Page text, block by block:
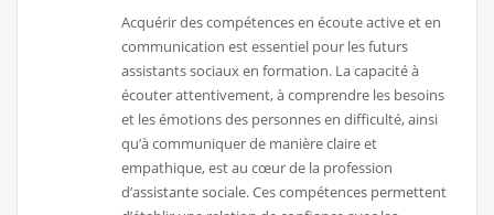
Acquérir des compétences en écoute active et en
communication est essentiel pour les futurs
assistants sociaux en formation. La capacité à
écouter attentivement, à comprendre les besoins
et les émotions des personnes en difficulté, ainsi
qu’à communiquer de manière claire et
empathique, est au cœur de la profession
d’assistante sociale. Ces compétences permettent